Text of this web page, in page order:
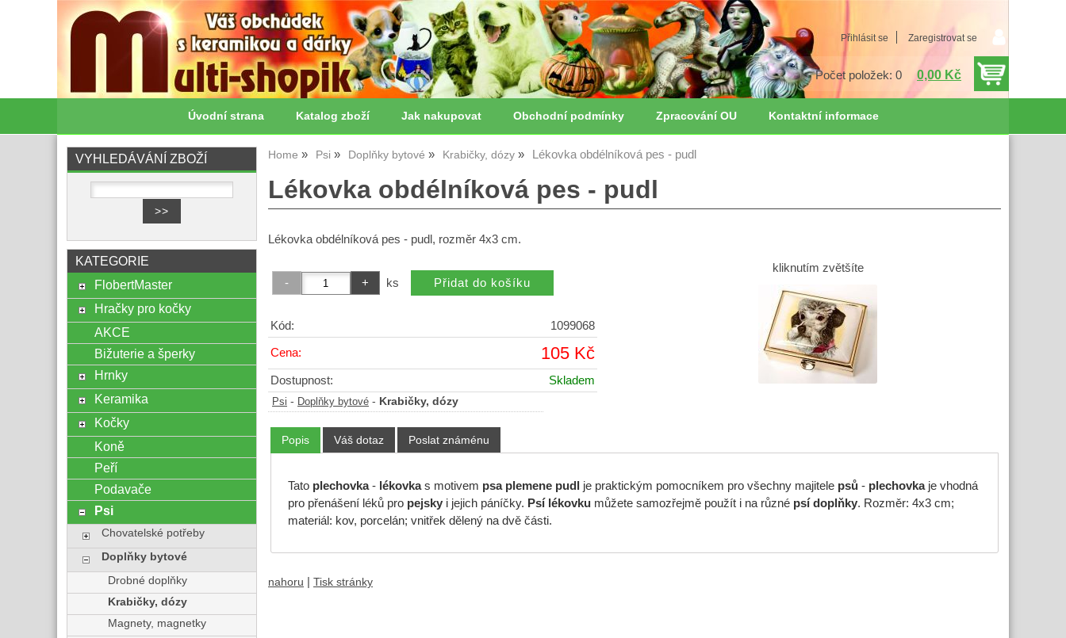
Přihlásit se Zaregistrovat se
Počet položek: 0 0,00 Kč
Úvodní strana Katalog zboží Jak nakupovat Obchodní podmínky Zpracování OU Kontaktní informace
Home Psi Doplňky bytové Krabičky, dózy Lékovka obdélníková pes - pudl
Lékovka obdélníková pes - pudl
Lékovka obdélníková pes - pudl, rozměr 4x3 cm.
kliknutím zvětšíte
ks
Kód: 1099068
Cena: 105 Kč
Dostupnost: Skladem
Psi - Doplňky bytové - Krabičky, dózy
Popis Váš dotaz Poslat známénu
Tato plechovka- lékovkas motivem psa plemene pudl je praktickým pomocníkem pro všechny majitele psů- plechovkaje vhodná
pro přenášení léků pro pejskyi jejich páníčky. Psí lékovku můžete samozřejmě použít i na různé psí doplňky. Rozměr: 4x3 cm;
materiál: kov, porcelán; vnitřek dělený na dvě části.
nahoru Tisk stránky
VYHLEDÁVÁNÍ ZBOŽÍ
KATEGORIE
FlobertMaster
Hračky pro kočky
AKCE
Bižuterie a šperky
Hrnky
Keramika
Kočky
Koně
Peří
Podavače
Psi
Chovatelské potřeby
Doplňky bytové
Drobné doplňky
Krabičky, dózy
Magnety, magnetky